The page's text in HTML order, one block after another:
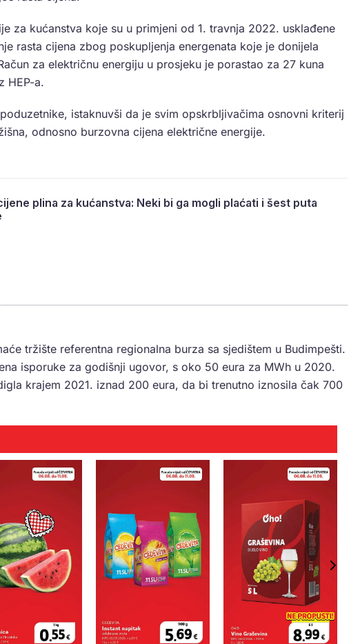
za kućanstva koje su u primjeni od 1. travnja 2022. usklađene
rasta cijena zbog poskupljenja energenata koje je donijela
za električnu energiju u prosjeku je porastao za 27 kuna
HEP-a.
istaknuvši da je svim opskrbljivačima osnovni kriterij
odnosno burzovna cijena električne energije.
plina za kućanstva: Neki bi ga mogli plaćati i šest puta
tržište referentna regionalna burza sa sjedištem u Budimpešti.
isporuke za godišnji ugovor, s oko 50 eura za MWh u 2020.
krajem 2021. iznad 200 eura, da bi trenutno iznosila čak 700